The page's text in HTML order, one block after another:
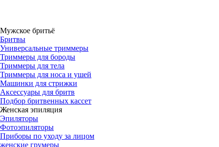
Мужское бритьё
Бритвы
Универсальные триммеры
Триммеры для бороды
Триммеры для тела
Триммеры для носа и ушей
Машинки для стрижки
Аксессуары для бритв
Подбор бритвенных кассет
Женская эпиляция
Эпиляторы
Фотоэпиляторы
Приборы по уходу за лицом
женские грумеры